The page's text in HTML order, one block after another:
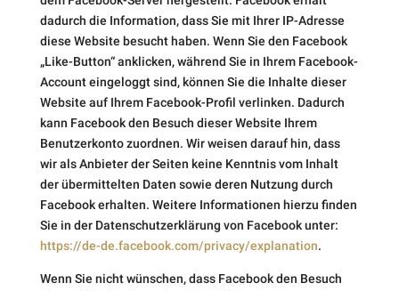
dadurch die Information, dass Sie mit Ihrer IP-Adresse
diese Website besucht haben. Wenn Sie den Facebook
„Like-Button“ anklicken, während Sie in Ihrem Facebook-
Account eingeloggt sind, können Sie die Inhalte dieser
Website auf Ihrem Facebook-Profil verlinken. Dadurch
kann Facebook den Besuch dieser Website Ihrem
Benutzerkonto zuordnen. Wir weisen darauf hin, dass
wir als Anbieter der Seiten keine Kenntnis vom Inhalt
der übermittelten Daten sowie deren Nutzung durch
Facebook erhalten. Weitere Informationen hierzu finden
Sie in der Datenschutzerklärung von Facebook unter:
https://de-de.facebook.com/privacy/explanation.
Wenn Sie nicht wünschen, dass Facebook den Besuch